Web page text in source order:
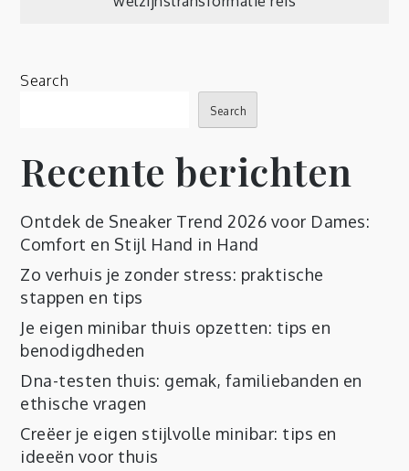
Search
Search
Recente berichten
Ontdek de Sneaker Trend 2026 voor Dames:
Comfort en Stijl Hand in Hand
Zo verhuis je zonder stress: praktische
stappen en tips
Je eigen minibar thuis opzetten: tips en
benodigdheden
Dna-testen thuis: gemak, familiebanden en
ethische vragen
Creëer je eigen stijlvolle minibar: tips en
ideeën voor thuis